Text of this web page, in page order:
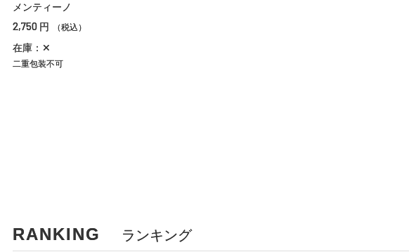
メンティーノ
2,750 円 （税込）
在庫：✕
二重包装不可
RANKING ランキング